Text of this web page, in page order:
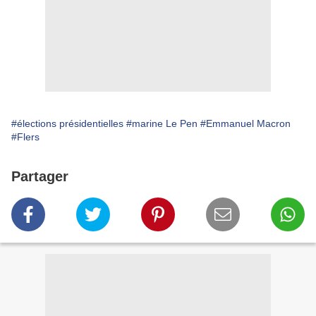
#élections présidentielles #marine Le Pen #Emmanuel Macron
#Flers
Partager